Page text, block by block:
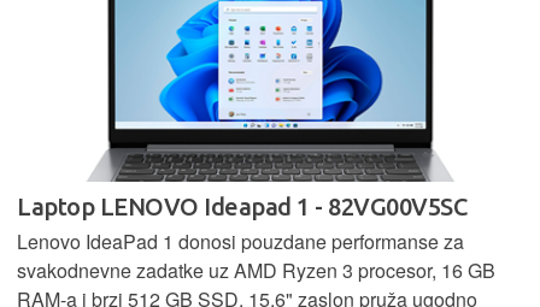
Laptop LENOVO Ideapad 1 - 82VG00V5SC
Lenovo IdeaPad 1 donosi pouzdane performanse za
svakodnevne zadatke uz AMD Ryzen 3 procesor, 16 GB
RAM-a i brzi 512 GB SSD. 15,6" zaslon pruža ugodno